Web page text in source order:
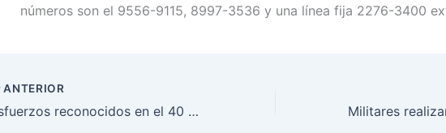
números son el 9556-9115, 8997-3536 y una línea fija 2276-3400
ANTERIOR
Esfuerzos reconocidos en el 40 aniversario de la Fuerza Naval de Honduras